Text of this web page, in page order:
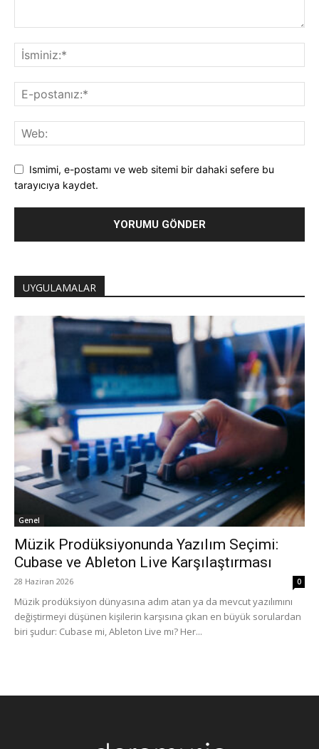
Ismimi, e-postamı ve web sitemi bir dahaki sefere bu
tarayıcıya kaydet.
UYGULAMALAR
Genel
Müzik Prodüksiyonunda Yazılım Seçimi:
Cubase ve Ableton Live Karşılaştırması
28 Haziran 2026 0
Müzik prodüksiyon dünyasına adım atan ya da mevcut yazılımını
değiştirmeyi düşünen kişilerin karşısına çıkan en büyük sorulardan
biri şudur: Cubase mi, Ableton Live mı? Her...